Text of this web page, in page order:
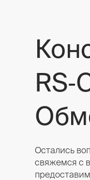
Остались
свяжемся с